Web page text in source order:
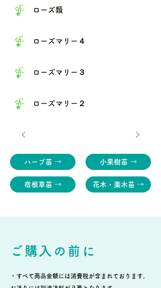
ローズ類
ローズマリー４
ローズマリー３
ローズマリー２
ハーブ苗 →
宿根草苗 →
小果樹苗 →
花木・薬木苗 →
ご購入の前に
・すべて商品金額には消費税が含まれております。